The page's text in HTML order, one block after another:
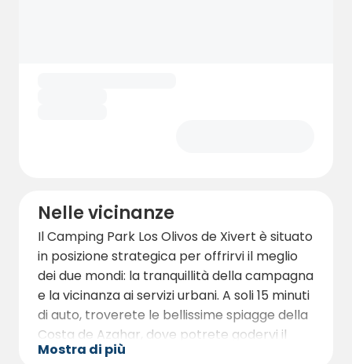
Nelle vicinanze
Il Camping Park Los Olivos de Xivert è situato
in posizione strategica per offrirvi il meglio
dei due mondi: la tranquillità della campagna
e la vicinanza ai servizi urbani. A soli 15 minuti
di auto, troverete le bellissime spiagge della
Costa de Azahar, dove potrete godervi il
sole e il Mar Mediterraneo.
Mostra di più